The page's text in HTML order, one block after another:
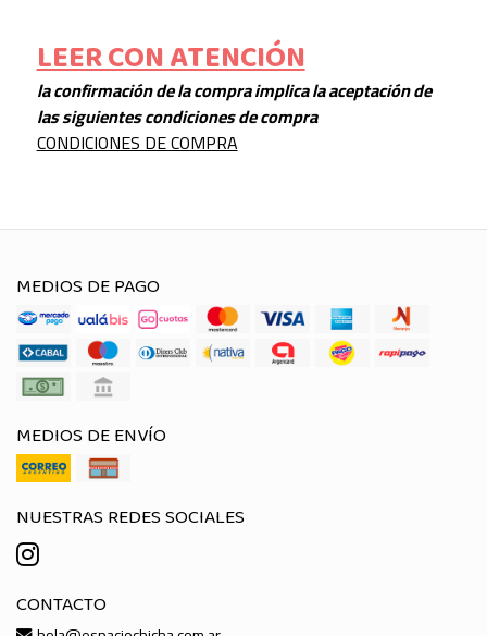
LEER CON ATENCIÓN
la confirmación de la compra implica la aceptación de
las siguientes condiciones de compra
CONDICIONES DE COMPRA
MEDIOS DE PAGO
MEDIOS DE ENVÍO
NUESTRAS REDES SOCIALES
CONTACTO